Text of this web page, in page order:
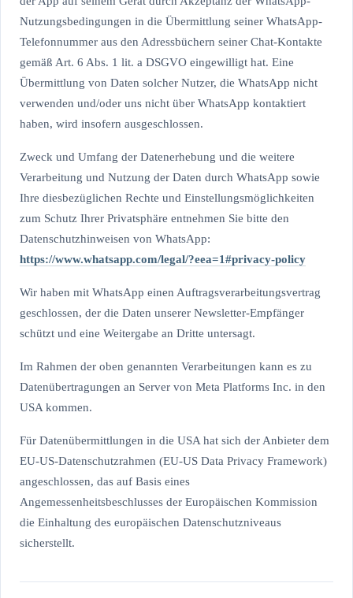
Nutzungsbedingungen in die Übermittlung seiner WhatsApp-
Telefonnummer aus den Adressbüchern seiner Chat-Kontakte
gemäß Art. 6 Abs. 1 lit. a DSGVO eingewilligt hat. Eine
Übermittlung von Daten solcher Nutzer, die WhatsApp nicht
verwenden und/oder uns nicht über WhatsApp kontaktiert
haben, wird insofern ausgeschlossen.
Zweck und Umfang der Datenerhebung und die weitere
Verarbeitung und Nutzung der Daten durch WhatsApp sowie
Ihre diesbezüglichen Rechte und Einstellungsmöglichkeiten
zum Schutz Ihrer Privatsphäre entnehmen Sie bitte den
Datenschutzhinweisen von WhatsApp:
https://www.whatsapp.com/legal/?eea=1#privacy-policy
Wir haben mit WhatsApp einen Auftragsverarbeitungsvertrag
geschlossen, der die Daten unserer Newsletter-Empfänger
schützt und eine Weitergabe an Dritte untersagt.
Im Rahmen der oben genannten Verarbeitungen kann es zu
Datenübertragungen an Server von Meta Platforms Inc. in den
USA kommen.
Für Datenübermittlungen in die USA hat sich der Anbieter dem
EU-US-Datenschutzrahmen (EU-US Data Privacy Framework)
angeschlossen, das auf Basis eines
Angemessenheitsbeschlusses der Europäischen Kommission
die Einhaltung des europäischen Datenschutzniveaus
sicherstellt.